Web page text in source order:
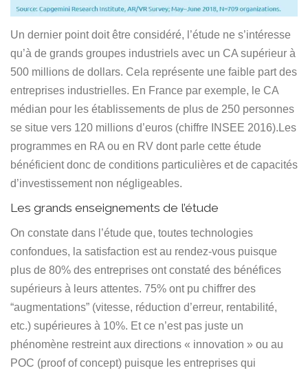
Un dernier point doit être considéré, l’étude ne s’intéresse
qu’à de grands groupes industriels avec un CA supérieur à
500 millions de dollars. Cela représente une faible part des
entreprises industrielles. En France par exemple, le CA
médian pour les établissements de plus de 250 personnes
se situe vers 120 millions d’euros (chiffre INSEE 2016).Les
programmes en RA ou en RV dont parle cette étude
bénéficient donc de conditions particulières et de capacités
d’investissement non négligeables.
Les grands enseignements de l’étude
On constate dans l’étude que, toutes technologies
confondues, la satisfaction est au rendez-vous puisque
plus de 80% des entreprises ont constaté des bénéfices
supérieurs à leurs attentes. 75% ont pu chiffrer des
“augmentations” (vitesse, réduction d’erreur, rentabilité,
etc.) supérieures à 10%. Et ce n’est pas juste un
phénomène restreint aux directions « innovation » ou au
POC (proof of concept) puisque les entreprises qui